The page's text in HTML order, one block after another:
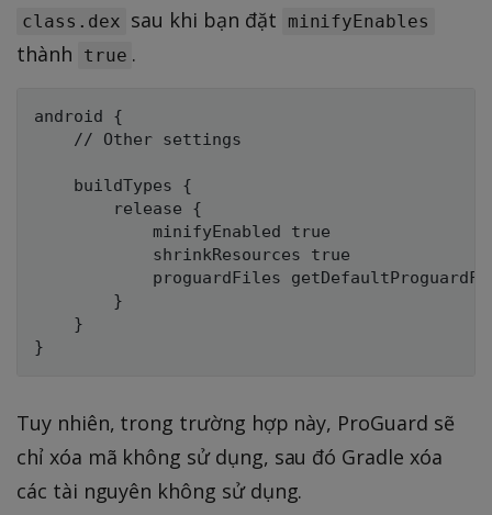
class.dex sau khi bạn đặt minifyEnables
thành true .
android {
    // Other settings
    buildTypes {
        release {
            minifyEnabled true
            shrinkResources true
proguardFiles
        }
    }
Tuy nhiên, trong trường hợp này, ProGuard sẽ
chỉ xóa mã không sử dụng, sau đó Gradle xóa
các tài nguyên không sử dụng.